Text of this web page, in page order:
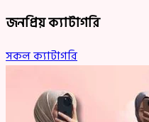
জনপ্রিয় ক্যাটাগরি
সকল ক্যাটাগরি